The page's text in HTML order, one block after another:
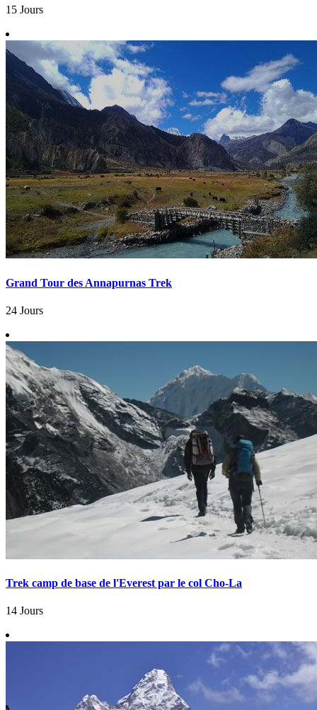
15 Jours
Grand Tour des Annapurnas Trek
24 Jours
Trek camp de base de l'Everest par le col Cho-La
14 Jours